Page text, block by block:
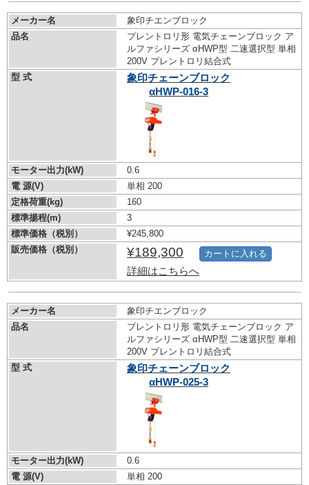
メーカー名
象印チエンブロック
品名
プレントロリ形 電気チェーンブロック ア
ルファシリーズ αHWP型 二速選択型 単相
200V プレントロリ結合式
型 式
象印チェーンブロック
αHWP-016-3
モーター出力(kW)
0.6
電 源(V)
単相 200
定格荷重(kg)
160
標準揚程(m)
3
標準価格（税別）
¥245,800
販売価格（税別）
¥189,300
詳細はこちらへ
カートに入れる
メーカー名
象印チエンブロック
品名
プレントロリ形 電気チェーンブロック ア
ルファシリーズ αHWP型 二速選択型 単相
200V プレントロリ結合式
型 式
象印チェーンブロック
αHWP-025-3
モーター出力(kW)
0.6
電 源(V)
単相 200